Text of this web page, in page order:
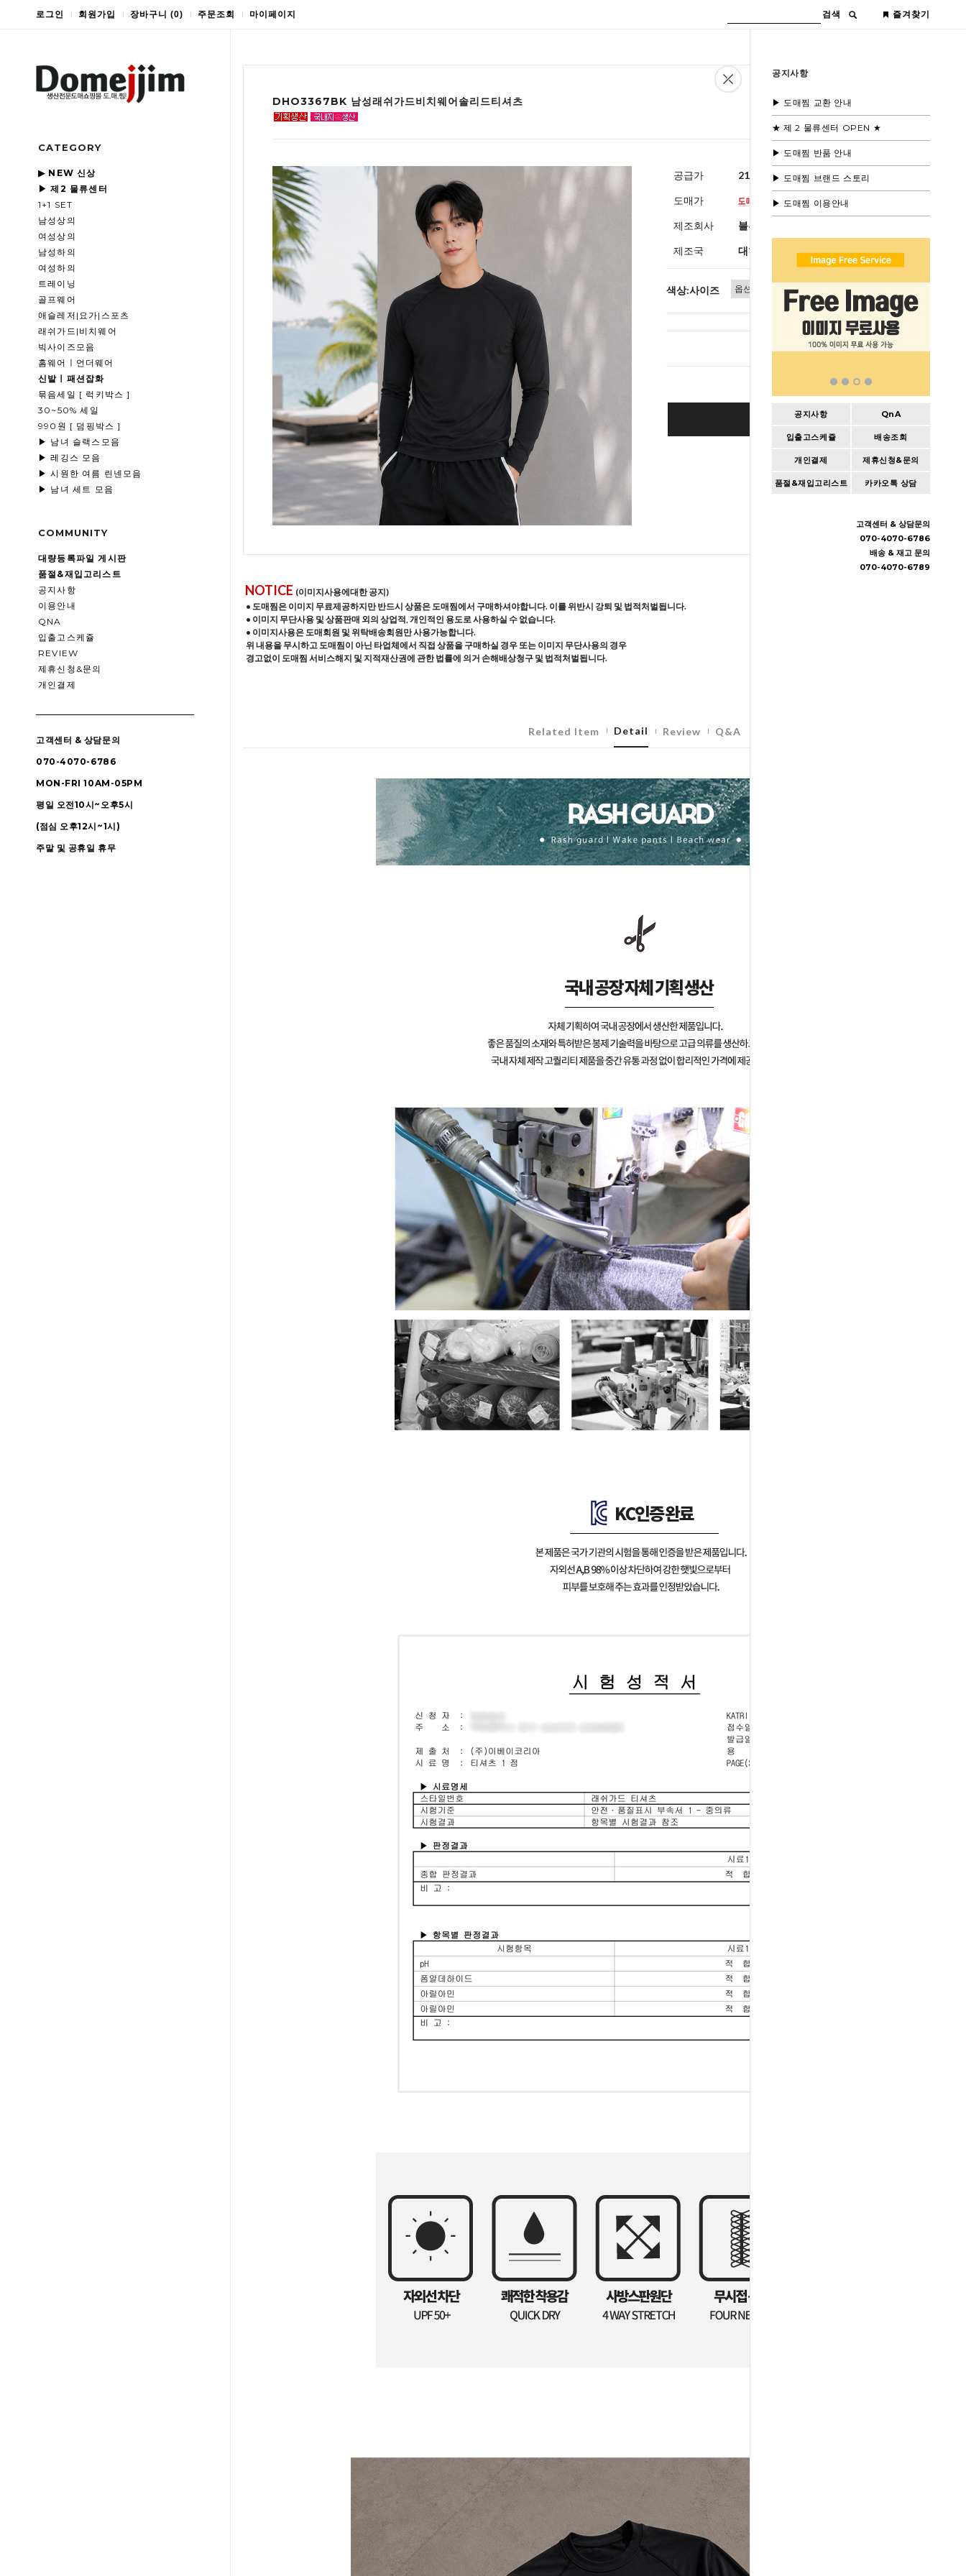
로그인 회원가입 장바구니 (0) 주문조회 마이페이지 검색 즐겨찾기
CATEGORY
▶ NEW 신상
▶ 제2 물류센터
1+1 SET
남성상의
여성상의
남성하의
여성하의
트레이닝
골프웨어
애슬레저|요가|스포츠
래쉬가드|비치웨어
빅사이즈모음
홈웨어ㅣ언더웨어
신발ㅣ패션잡화
묶음세일 [ 럭키박스 ]
30~50% 세일
990원 [ 덤핑박스 ]
▶ 남녀 슬랙스모음
▶ 레깅스 모음
▶ 시원한 여름 린넨모음
▶ 남녀 세트 모음
COMMUNITY
대량등록파일 게시판
품절&재입고리스트
공지사항
이용안내
QNA
입출고스케쥴
REVIEW
제휴신청&문의
개인결제
고객센터 & 상담문의
070-4070-6786
MON-FRI 10AM-05PM
평일 오전10시~오후5시
(점심 오후12시~1시)
주말 및 공휴일 휴무
공지사항
▶ 도매찜 교환 안내
★ 제 2 물류센터 OPEN ★
▶ 도매찜 반품 안내
▶ 도매찜 브랜드 스토리
▶ 도매찜 이용안내
공지사항 QnA
입출고스케쥴 배송조회
개인결제 제휴신청&문의
품절&재입고리스트 카카오톡 상담
고객센터 & 상담문의
070-4070-6786
배송 & 재고 문의
070-4070-6789
DHO3367BK 남성래쉬가드비치웨어솔리드티셔츠
공급가 21,000원(부가세별도)
도매가
제조회사 블루모드
제조국 대한민국
색상:사이즈
총 상품
BUY IT NOW
Cart | Wishlist
NOTICE (이미지사용에대한 공지)
• 도매찜은 이미지 무료제공하지만 반드시 상품은 도매찜에서 구매하셔야합니다. 이를 위반시 강퇴 및 법적처벌됩니다.
• 이미지 무단사용 및 상품판매 외의 상업적, 개인적인 용도로 사용하실 수 없습니다.
• 이미지사용은 도매회원 및 위탁배송회원만 사용가능합니다.
위 내용을 무시하고 도매찜이 아닌 타업체에서 직접 상품을 구매하실 경우 또는 이미지 무단사용의 경우
경고없이 도매찜 서비스해지 및 지적재산권에 관한 법률에 의거 손해배상청구 및 법적처벌됩니다.
Related Item Detail Review Q&A